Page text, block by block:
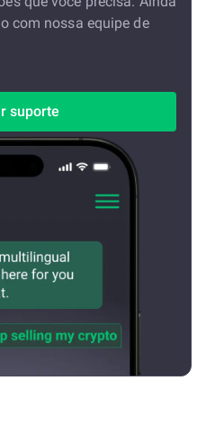
com nossa equipe de
suporte